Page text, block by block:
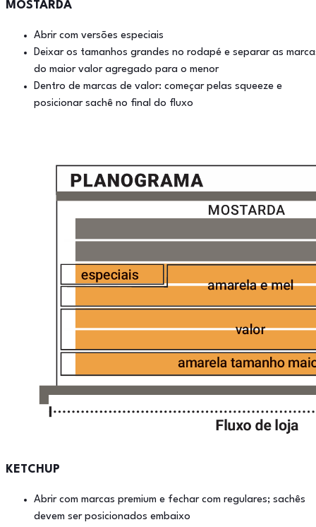
MOSTARDA
Abrir com versões especiais
Deixar os tamanhos grandes no rodapé e separar as
do maior valor agregado para o menor
Dentro de marcas de valor: começar pelas squeeze e
posicionar sachê no final do fluxo
KETCHUP
Abrir com marcas premium e fechar com regulares; sachês
devem ser posicionados embaixo